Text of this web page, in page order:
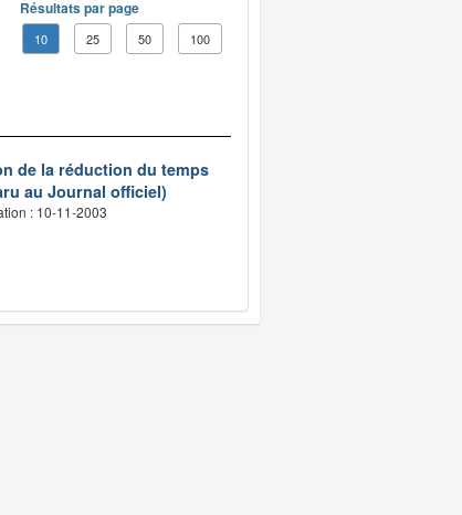
Résultats par page
10 25 50 100
de la réduction du temps
au Journal officiel)
: 10-11-2003